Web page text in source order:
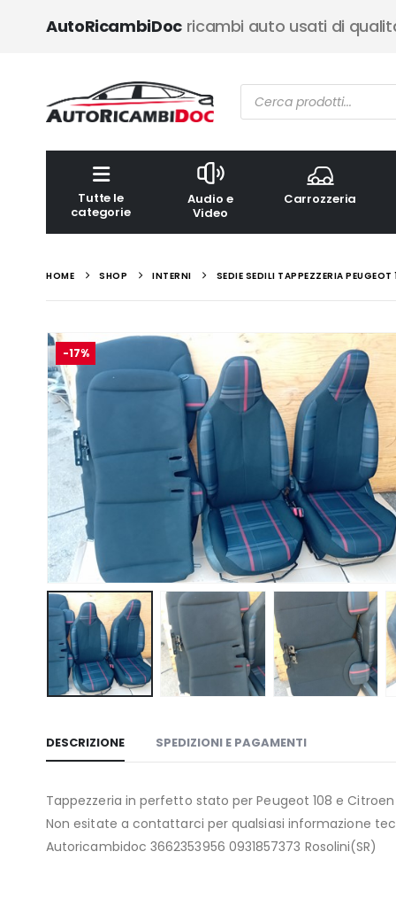
AutoRicambiDocricambi auto usati di
Ricerca
prodotti
Tutte le
categorie
Audio e
Video
Carrozzeria
HOME SHOP INTERNI SEDIE SEDILI TAPPEZZERIA PEUGEOT
-17%
DESCRIZIONE SPEDIZIONI E PAGAMENTI
Tappezzeria in perfetto stato per Peugeot 108 e
Non esitate a contattarci per qualsiasi informazione
Autoricambidoc 3662353956 0931857373 Rosolini(SR)